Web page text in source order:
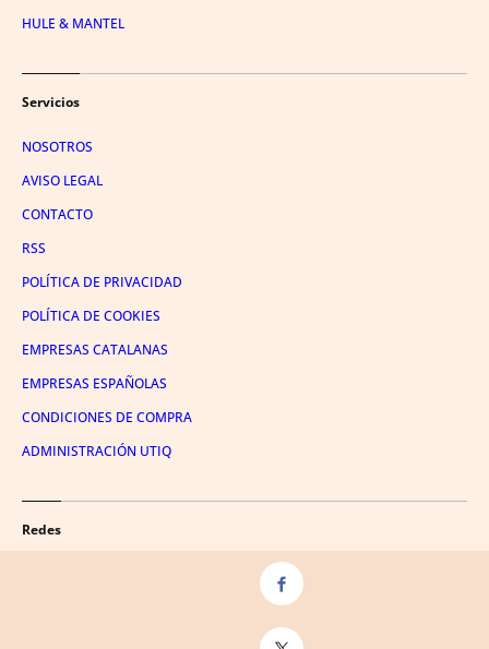
HULE & MANTEL
Servicios
NOSOTROS
AVISO LEGAL
CONTACTO
RSS
POLÍTICA DE PRIVACIDAD
POLÍTICA DE COOKIES
EMPRESAS CATALANAS
EMPRESAS ESPAÑOLAS
CONDICIONES DE COMPRA
ADMINISTRACIÓN UTIQ
Redes